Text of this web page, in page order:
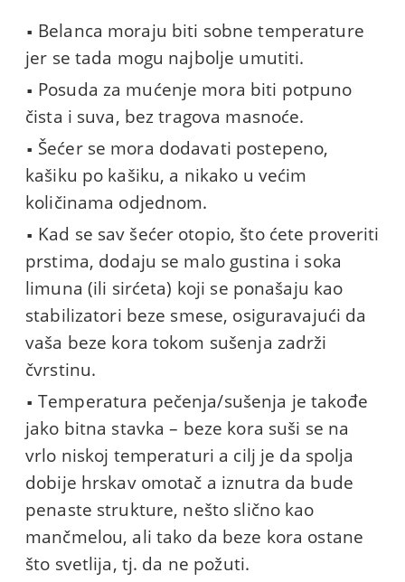
Belanca moraju biti sobne temperature
jer se tada mogu najbolje umutiti.
Posuda za mućenje mora biti potpuno
čista i suva, bez tragova masnoće.
Šećer se mora dodavati postepeno,
kašiku po kašiku, a nikako u većim
količinama odjednom.
Kad se sav šećer otopio, što ćete proveriti
prstima, dodaju se malo gustina i soka
limuna (ili sirćeta) koji se ponašaju kao
stabilizatori beze smese, osiguravajući da
vaša beze kora tokom sušenja zadrži
čvrstinu.
Temperatura pečenja/sušenja je takođe
jako bitna stavka – beze kora suši se na
vrlo niskoj temperaturi a cilj je da spolja
dobije hrskav omotač a iznutra da bude
penaste strukture, nešto slično kao
mančmelou, ali tako da beze kora ostane
što svetlija, tj. da ne požuti.